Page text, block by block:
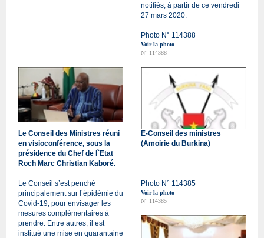
notifiés, à partir de ce vendredi
27 mars 2020.
Photo N° 114388
Voir la photo
N° 114388
Le Conseil des Ministres réuni
en visioconférence, sous la
présidence du Chef de l`Etat
Roch Marc Christian Kaboré.
Le Conseil s’est penché
principalement sur l’épidémie du
Covid-19, pour envisager les
mesures complémentaires à
prendre. Entre autres, il est
institué une mise en quarantaine
E-Conseil des ministres
(Amoirie du Burkina)
Photo N° 114385
Voir la photo
N° 114385